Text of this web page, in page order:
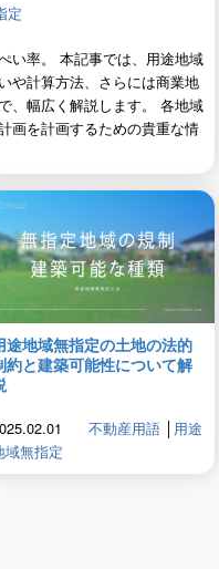
定
い率。 本記事では、用途地域
や計算方法、さらには商業地
、幅広く解説します。 各地域
画を計画するための貴重な情
途地域無指定の土地の法的
約と建築可能性について解
不動産用語│ 用途
域無指定